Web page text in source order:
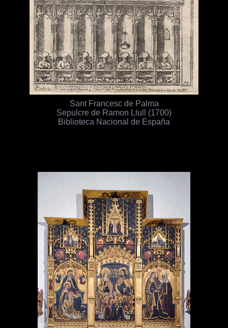
Sant Francesc de Palma
Sepulcre de Ramon Llull (1700)
Biblioteca Nacional de España